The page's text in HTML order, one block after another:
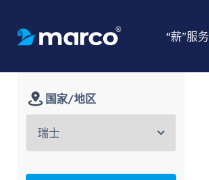
“薪”服务
国家/地区